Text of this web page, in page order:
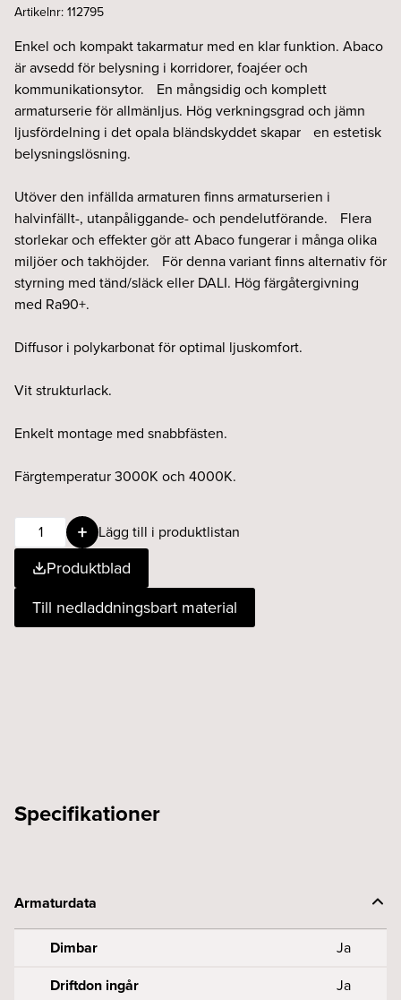
Artikelnr:112795
Enkel och kompakt takarmatur med en klar funktion. Abaco
är avsedd för belysning i korridorer, foajéer och
kommunikationsytor. En mångsidig och komplett
armaturserie för allmänljus. Hög verkningsgrad och jämn
ljusfördelning i det opala bländskyddet skapar en estetisk
belysningslösning.
Utöver den infällda armaturen finns armaturserien i
halvinfällt-, utanpåliggande- och pendelutförande. Flera
storlekar och effekter gör att Abaco fungerar i många olika
miljöer och takhöjder. För denna variant finns alternativ för
styrning med tänd/släck eller DALI. Hög färgåtergivning
med Ra90+.
Diffusor i polykarbonat för optimal ljuskomfort.
Vit strukturlack.
Enkelt montage med snabbfästen.
Färgtemperatur 3000K och 4000K.
Abaco-
S
fas
24W
940
Lägg till i produktlistan
Produktblad
Till nedladdningsbart material
Specifikationer
Armaturdata
Dimbar
Ja
Driftdon ingår
Ja